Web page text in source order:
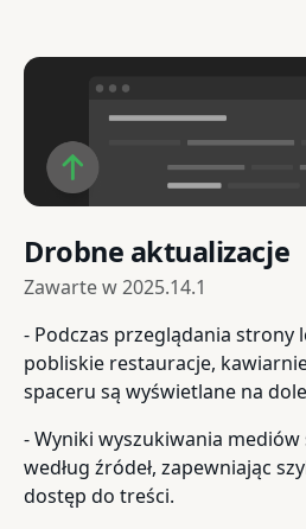
Drobne aktualizacje
Zawarte w2025.14.1
- Podczas przeglądania strony
pobliskie restauracje,
spaceru są wyświetlane na
- Wyniki wyszukiwania
według źródeł, zapewniając
dostęp do treści.